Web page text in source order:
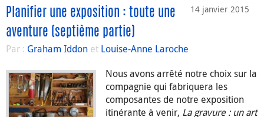
14 janvier 2015
Planifier une exposition : toute une
aventure (septième partie)
Par : Graham Iddon et Louise-Anne Laroche
Nous avons arrêté notre choix sur la
compagnie qui fabriquera les
composantes de notre exposition
itinérante à venir, La gravure : un art